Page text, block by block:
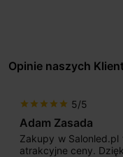
Opinie naszych
to czysta
Dziękuję za